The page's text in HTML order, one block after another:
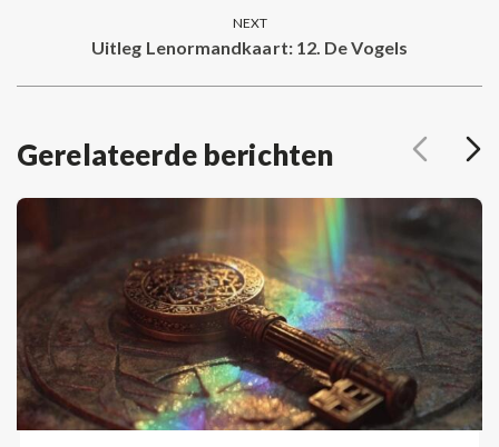
NEXT
Next
post:
Uitleg Lenormandkaart: 12. De Vogels
Gerelateerde berichten